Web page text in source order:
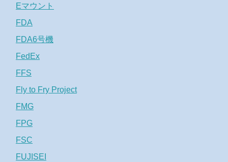
Eマウント
FDA
FDA6号機
FedEx
FFS
Fly to Fry Project
FMG
FPG
FSC
FUJISEI